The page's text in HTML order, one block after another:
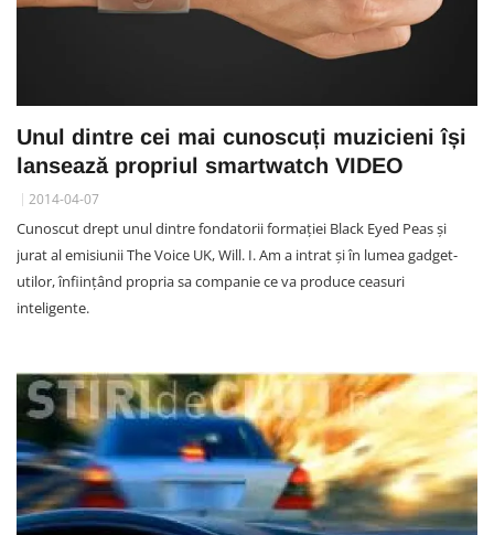
Unul dintre cei mai cunoscuți muzicieni își
lansează propriul smartwatch VIDEO
2014-04-07
Cunoscut drept unul dintre fondatorii formației Black Eyed Peas și
jurat al emisiunii The Voice UK, Will. I. Am a intrat și în lumea gadget-
utilor, înființând propria sa companie ce va produce ceasuri
inteligente.